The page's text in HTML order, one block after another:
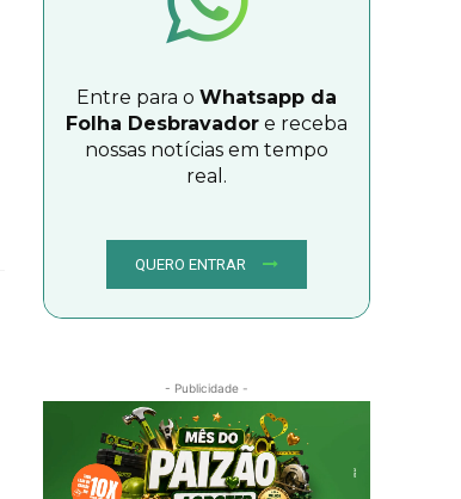
Entre para o Whatsapp da
Folha Desbravador e receba
nossas notícias em tempo
real.
QUERO ENTRAR
- Publicidade -